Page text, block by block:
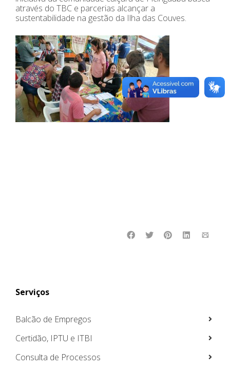
através do TBC e parcerias alcançar a
sustentabilidade na gestão da Ilha das Couves.
Serviços
Balcão de Empregos
Certidão, IPTU e ITBI
Consulta de Processos